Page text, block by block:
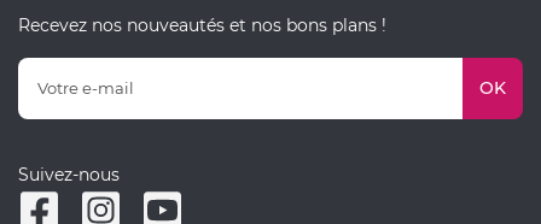
Recevez nos nouveautés et nos bons plans !
OK
Suivez-nous